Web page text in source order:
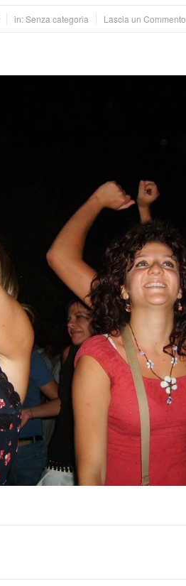
in: Senza categoria Lascia un Commento